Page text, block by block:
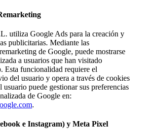
utiliza Google Ads para la creación y
publicitarias. Mediante las
de Google, puede mostrarse
a usuarios que han visitado
Esta funcionalidad requiere el
del usuario y opera a través de cookies
usuario puede gestionar sus preferencias
de Google en:
.
e Instagram) y Meta Pixel